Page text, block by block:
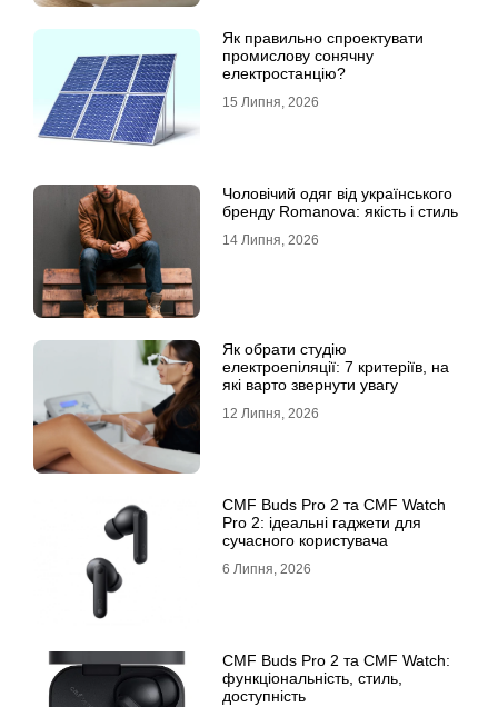
Як правильно спроектувати
промислову сонячну
електростанцію?
15 Липня, 2026
Чоловічий одяг від українського
бренду Romanova: якість і стиль
14 Липня, 2026
Як обрати студію
електроепіляції: 7 критеріїв, на
які варто звернути увагу
12 Липня, 2026
CMF Buds Pro 2 та CMF Watch
Pro 2: ідеальні гаджети для
сучасного користувача
6 Липня, 2026
CMF Buds Pro 2 та CMF Watch:
функціональність, стиль,
доступність